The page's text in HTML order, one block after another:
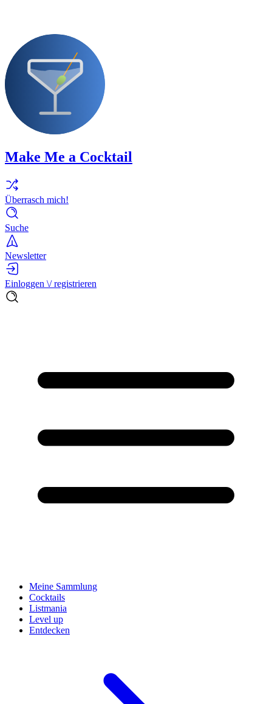
Make Me a Cocktail
Überrasch mich!
Suche
Newsletter
Einloggen \/ registrieren
Meine Sammlung
Cocktails
Listmania
Level up
Entdecken